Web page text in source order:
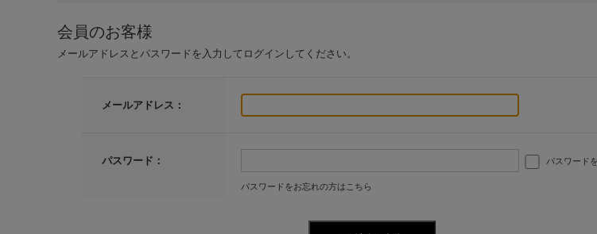
会員のお客様
メールアドレスとパスワードを入力してログインしてください。
メールアドレス：
パスワード： パスワード
パスワードをお忘れの方はこちら